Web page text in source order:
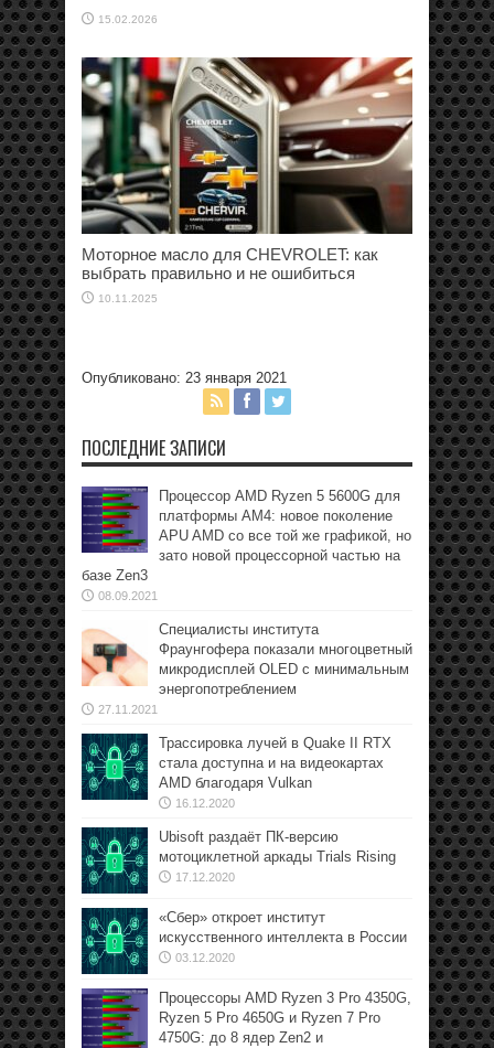
15.02.2026
Моторное масло для CHEVROLET: как
выбрать правильно и не ошибиться
10.11.2025
Опубликовано: 23 января 2021
ПОСЛЕДНИЕ ЗАПИСИ
Процессор AMD Ryzen 5 5600G для
платформы АМ4: новое поколение
APU AMD со все той же графикой, но
зато новой процессорной частью на
базе Zen3
08.09.2021
Специалисты института
Фраунгофера показали многоцветный
микродисплей OLED с минимальным
энергопотреблением
27.11.2021
Трассировка лучей в Quake II RTX
стала доступна и на видеокартах
AMD благодаря Vulkan
16.12.2020
Ubisoft раздаёт ПК-версию
мотоциклетной аркады Trials Rising
17.12.2020
«Сбер» откроет институт
искусственного интеллекта в России
03.12.2020
Процессоры AMD Ryzen 3 Pro 4350G,
Ryzen 5 Pro 4650G и Ryzen 7 Pro
4750G: до 8 ядер Zen2 и